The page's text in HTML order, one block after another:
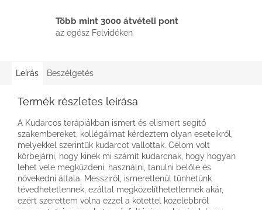
Több mint 3000 átvételi pont
az egész Felvidéken
Leírás Beszélgetés
Termék részletes leírása
A Kudarcos terápiákban ismert és elismert segítő
szakembereket, kollégáimat kérdeztem olyan eseteikről,
melyekkel szerintük kudarcot vallottak. Célom volt
körbejárni, hogy kinek mi számít kudarcnak, hogy hogyan
lehet vele megküzdeni, használni, tanulni belőle és
növekedni általa. Messziről, ismeretlenül tűnhetünk
tévedhetetlennek, ezáltal megközelíthetetlennek akár,
ezért szerettem volna ezzel a kötettel közelebbről